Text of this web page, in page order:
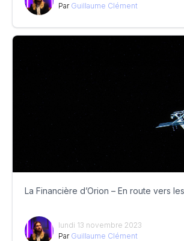
Par Guillaume Clément
La Financière d’Orion – En route vers
lundi 13 novembre 2023
Par Guillaume Clément